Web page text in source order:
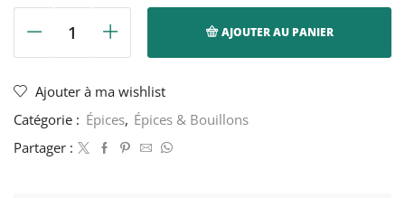
quantité
de
moulu
-
Espig
AJOUTER AU PANIER
Ajouter à ma wishlist
Catégorie : Épices, Épices & Bouillons
Partager :